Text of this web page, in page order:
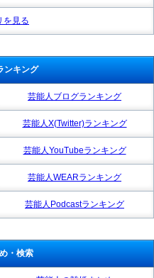
を見る
ンキング
芸能人ブログランキング
芸能人X(Twitter)ランキング
芸能人YouTubeランキング
芸能人WEARランキング
芸能人Podcastランキング
・検索